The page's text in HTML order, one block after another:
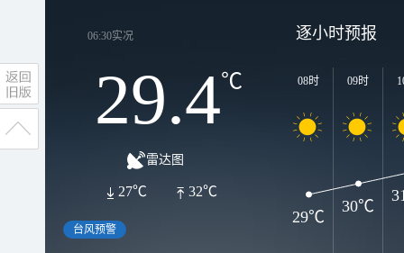
06:30实况
29.4℃
雷达图
32℃
27℃
台风预警
逐小时预报
08时 09时
29℃
30℃